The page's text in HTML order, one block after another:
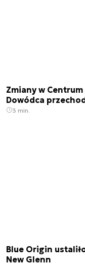
Zmiany w
Dowódca
3 min.
Blue Origin
New Glenn